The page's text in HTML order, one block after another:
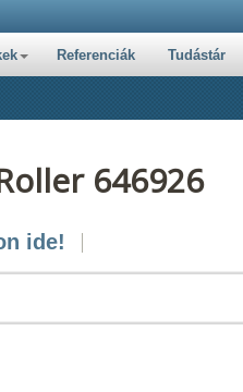
Referenciák Tudástár
646926
ide!